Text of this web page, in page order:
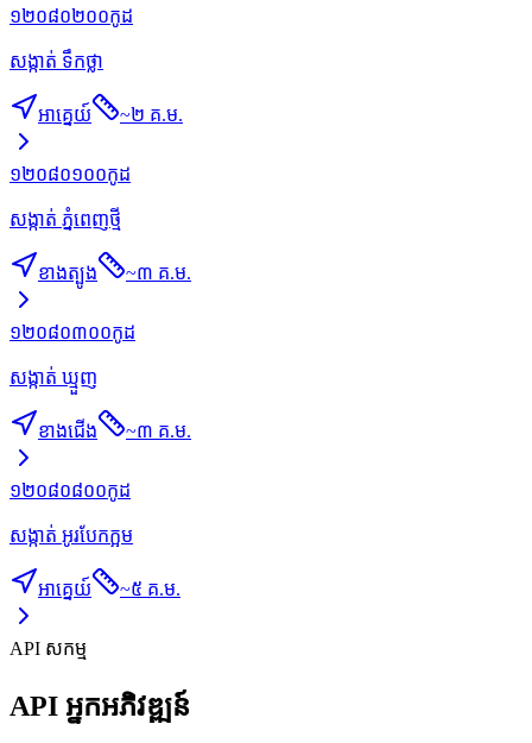
១២០៨០២០០កូដ
សង្កាត់ ទឹកថ្លា
អាគ្នេយ៍ ~២ គ.ម.
១២០៨០១០០កូដ
សង្កាត់ ភ្នំពេញថ្មី
ខាងត្បូង ~៣ គ.ម.
១២០៨០៣០០កូដ
សង្កាត់ ឃ្មួញ
ខាងជើង ~៣ គ.ម.
១២០៨០៨០០កូដ
សង្កាត់ អូរបែកក្អម
អាគ្នេយ៍ ~៥ គ.ម.
API សកម្ម
API អ្នកអភិវឌ្ឍន៍